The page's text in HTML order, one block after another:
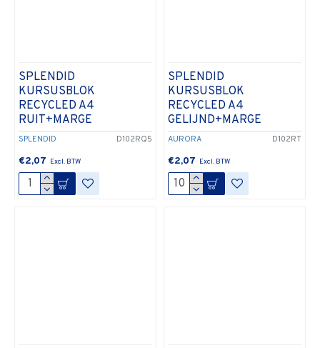
SPLENDID D102RQ5
SPLENDID
KURSUSBLOK
RECYCLED A4
RUIT+MARGE
€2,07
AURORA D102RT
SPLENDID
KURSUSBLOK
RECYCLED A4
GELIJND+MARGE
€2,07